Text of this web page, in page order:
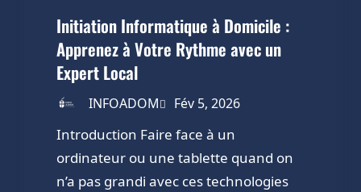
Initiation Informatique à Domicile :
Apprenez à Votre Rythme avec un
Expert Local
INFOADOM Fév 5, 2026
Introduction Faire face à un
ordinateur ou une tablette quand on
n’a pas grandi avec ces technologies